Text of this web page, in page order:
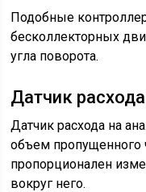
Подобные
бесколлекторных
угла поворота.
Датчик расхода
Датчик расхода на
объем пропущенного
пропорционален
вокруг него.